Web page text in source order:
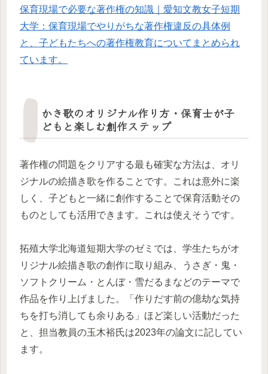
保育現場で必要な著作権の知識｜愛知文教女子短期
大学：保育現場でやりがちな著作権違反の具体例
と、子どもたちへの著作権教育についてまとめられ
ています。
かき歌のオリジナル作り方・保育士が子
どもと楽しむ創作ステップ
著作権の問題をクリアする最も確実な方法は、オリ
ジナルの絵描き歌を作ることです。これは意外に楽
しく、子どもと一緒に創作することで保育活動その
ものとしても活用できます。これは使えそうです。
拓殖大学北海道短期大学のゼミでは、学生たちがオ
リジナル絵描き歌の創作に取り組み、うさぎ・鬼・
ソフトクリーム・とんぼ・雪だるまなどのテーマで
作品を作り上げました。「作りだす前の億劫な気持
ちを打ち消しても余りある」ほど楽しい活動だった
と、担当教員の玉木裕氏は2023年の論文に記してい
ます。